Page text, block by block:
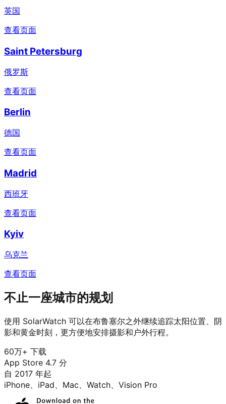
英国
查看页面
Saint Petersburg
俄罗斯
查看页面
Berlin
德国
查看页面
Madrid
西班牙
查看页面
Kyiv
乌克兰
查看页面
不止一座城市的规划
使用 SolarWatch 可以在布鲁塞尔之外继续追踪太阳位置、阴
影和黄金时刻，更方便地安排摄影和户外行程。
60万+ 下载
App Store 4.7 分
自 2017 年起
iPhone、iPad、Mac、Watch、Vision Pro